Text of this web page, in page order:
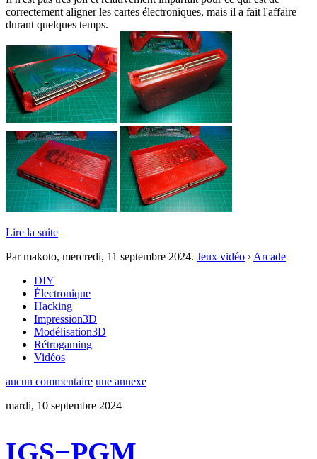
correctement aligner les cartes électroniques, mais il a fait l'affaire
durant quelques temps.
Lire la suite
Par makoto, mercredi, 11 septembre 2024. Jeux vidéo › Arcade
DIY
Électronique
Hacking
Impression3D
Modélisation3D
Rétrogaming
Vidéos
aucun commentaire une annexe
mardi, 10 septembre 2024
IGS−PGM